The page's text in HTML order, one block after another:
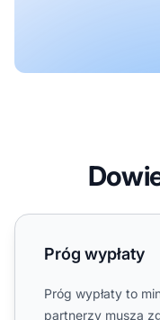
Próg wypłaty
Próg wypłaty
Próg wypłaty to
partnerzy muszą